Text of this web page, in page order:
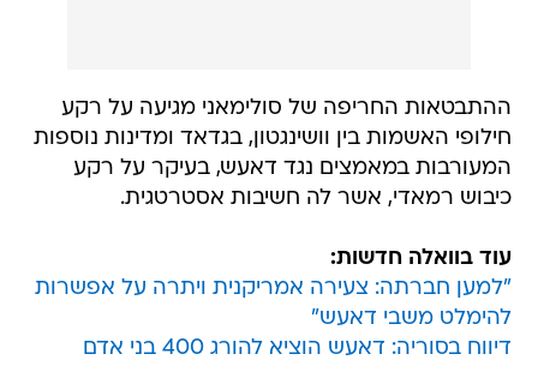
ההתבטאות החריפה של סולימאני מגיעה על רקע
חילופי האשמות בין וושינגטון, בגדאד ומדינות נוספות
המעורבות במאמצים נגד דאעש, בעיקר על רקע
כיבוש רמאדי, אשר לה חשיבות אסטרטגית.
עוד בוואלה חדשות:
"למען חברתה: צעירה אמריקנית ויתרה על אפשרות
להימלט משבי דאעש"
דיווח בסוריה: דאעש הוציא להורג 400 בני אדם